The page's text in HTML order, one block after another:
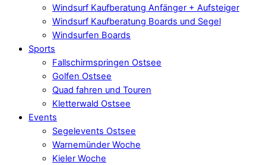
Windsurf Kaufberatung Anfänger + Aufsteiger
Windsurf Kaufberatung Boards und Segel
Windsurfen Boards
Sports
Fallschirmspringen Ostsee
Golfen Ostsee
Quad fahren und Touren
Kletterwald Ostsee
Events
Segelevents Ostsee
Warnemünder Woche
Kieler Woche